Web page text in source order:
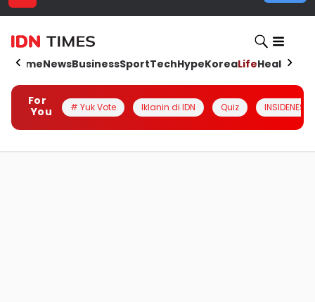
HomeNewsBusinessSportTechHypeKoreaLifeHealth
For
You
# Yuk Vote Iklanin di IDN Quiz INSIDENESIA